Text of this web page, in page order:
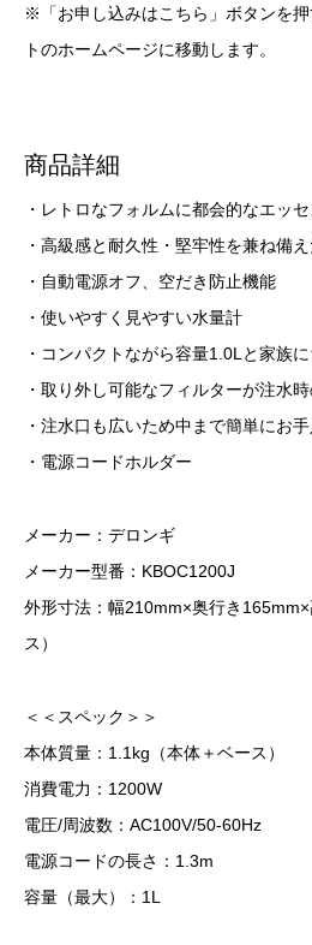
※「お申し込みはこちら」ボタンを
トのホームページに移動します。
商品詳細
・レトロなフォルムに都会的なエッ
・高級感と耐久性・堅牢性を兼ね備
・自動電源オフ、空だき防止機能
・使いやすく見やすい水量計
・コンパクトながら容量1.0Lと家族
・取り外し可能なフィルターが注水
・注水口も広いため中まで簡単にお手
・電源コードホルダー
メーカー：デロンギ
メーカー型番：KBOC1200J
外形寸法：幅210mm×奥行き
ス）
＜＜スペック＞＞
本体質量：1.1kg（本体＋ベース）
消費電力：1200W
電圧/周波数：AC100V/50-60Hz
電源コードの長さ：1.3m
容量（最大）：1L